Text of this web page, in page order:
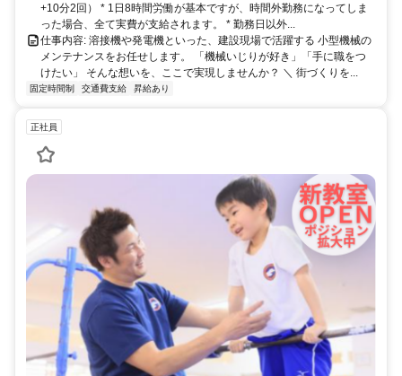
+10分2回） * 1日8時間労働が基本ですが、時間外勤務になってしま
った場合、全て実費が支給されます。 * 勤務日以外...
仕事内容: 溶接機や発電機といった、建設現場で活躍する 小型機械の
メンテナンスをお任せします。 「機械いじりが好き」「手に職をつ
けたい」 そんな想いを、ここで実現しませんか？ ＼ 街づくりを...
固定時間制 交通費支給 昇給あり
正社員